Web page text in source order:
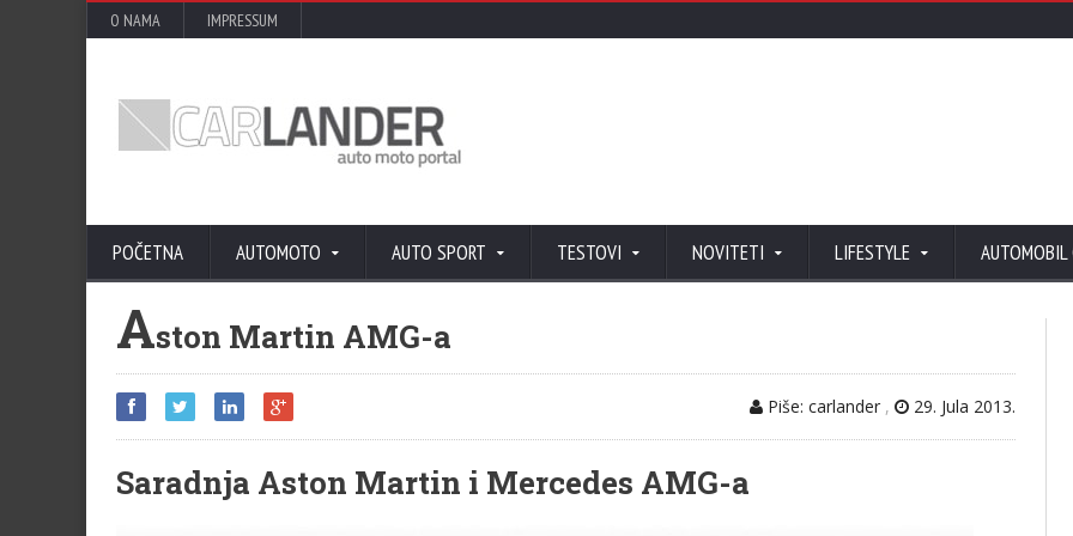
O NAMA IMPRESSUM
POČETNA AUTOMOTO AUTO SPORT TESTOVI NOVITETI LIFESTYLE AUTOMOBIL
Aston Martin AMG-a
Piše: carlander , 29. Jula 2013.
Saradnja Aston Martin i Mercedes AMG-a